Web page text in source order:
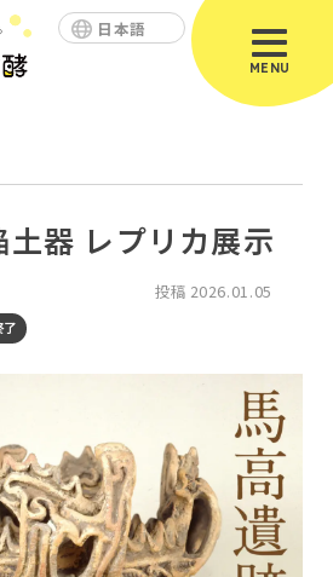
日本語
MENU
器 レプリカ展示
投稿 2026.01.05
了